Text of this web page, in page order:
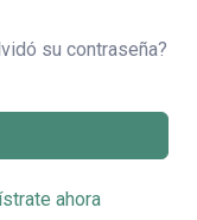
su contraseña?
ahora